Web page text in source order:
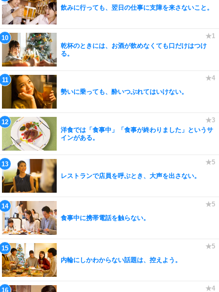
飲みに行っても、翌日の仕事に支障を来さないこと。
乾杯のときには、お酒が飲めなくても口だけはつけ
る。
勢いに乗っても、酔いつぶれてはいけない。
洋食では「食事中」「食事が終わりました」というサ
インがある。
レストランで店員を呼ぶとき、大声を出さない。
食事中に携帯電話を触らない。
内輪にしかわからない話題は、控えよう。